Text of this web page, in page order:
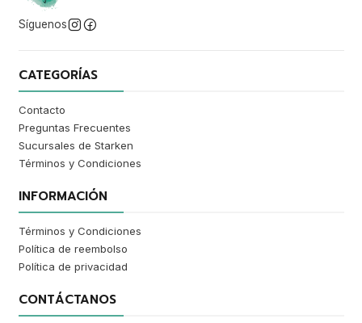
Síguenos
CATEGORÍAS
Contacto
Preguntas Frecuentes
Sucursales de Starken
Términos y Condiciones
INFORMACIÓN
Términos y Condiciones
Política de reembolso
Política de privacidad
CONTÁCTANOS